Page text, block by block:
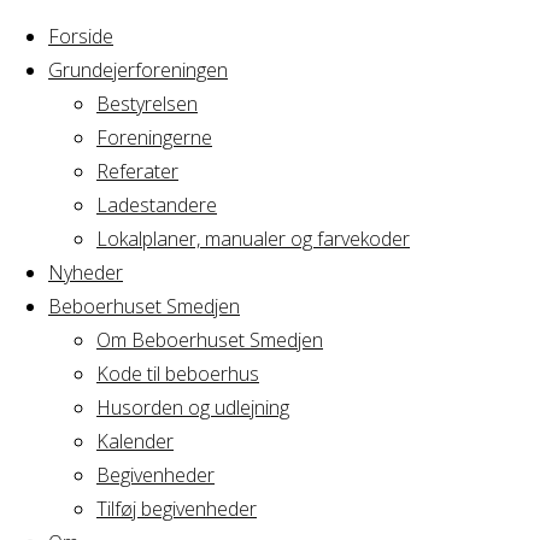
Forside
Grundejerforeningen
Bestyrelsen
Foreningerne
Referater
Ladestandere
Lokalplaner, manualer og farvekoder
Nyheder
Beboerhuset Smedjen
Om Beboerhuset Smedjen
Kode til beboerhus
Husorden og udlejning
Kalender
Begivenheder
Tilføj begivenheder
Home
Arrangement
Yoga &
Mindfullness
Yoga